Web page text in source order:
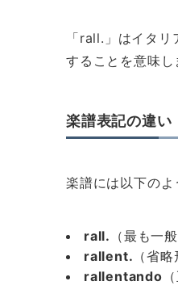
「rall.」はイタ
することを意味し
楽譜表記の違い
楽譜には以下のよ
rall. （最も一般
rallent. （省略
rallentando